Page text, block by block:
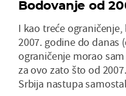
Bodovanje od
I kao treće
2007. godine do danas
ograničenje morao
za ovo zato što od
Srbija nastupa